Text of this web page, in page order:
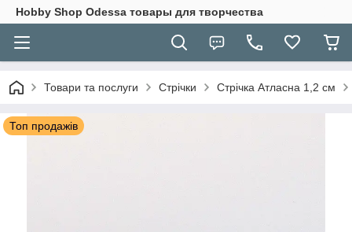
Hobbу Shop Odessa товары для творчества
Товари та послуги Стрічки Стрічка Атласна 1,2 см
Топ продажів